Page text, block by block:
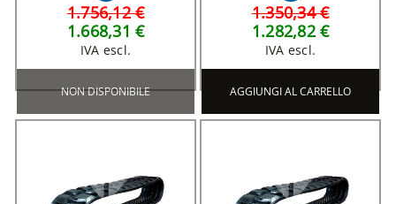
1.756,12 €
1.668,31 €
IVA escl.
NON DISPONIBILE
1.350,34 €
1.282,82 €
IVA escl.
AGGIUNGI AL CARRELLO